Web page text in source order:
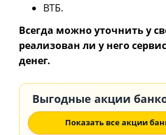
ВТБ.
Всегда можно уточнить у
реализован ли у него
денег.
Выгодные акции
Показать все акции